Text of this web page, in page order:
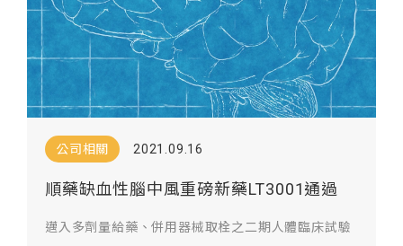
公司相關 2021.09.16
順藥缺血性腦中風重磅新藥LT3001通過
邁入多劑量給藥、併用器械取栓之二期人體臨床試驗